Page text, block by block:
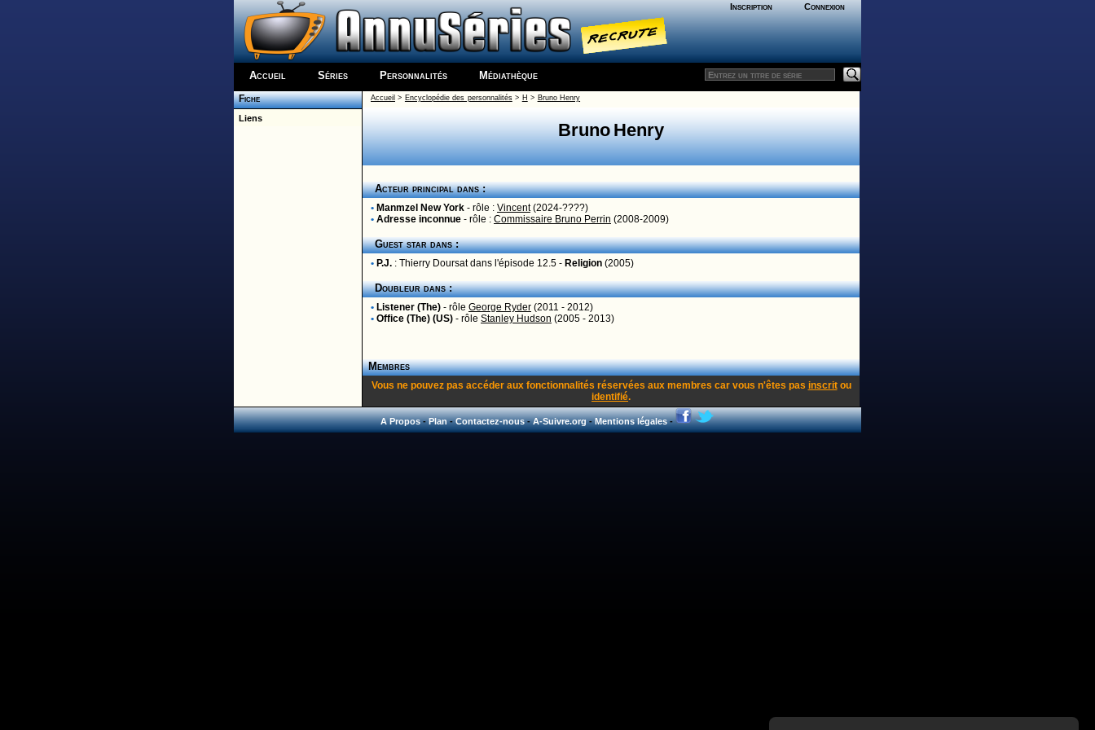
Inscription Connexion
Accueil Séries Personnalités Médiathèque
Fiche
Liens
Accueil > Encyclopédie des personnalités> H > Bruno Henry
Bruno Henry
Acteur principal dans :
• Manmzel New York - rôle : Vincent(2024-????)
• Adresse inconnue - rôle : Commissaire Bruno Perrin (2008-2009)
Guest star dans :
• P.J. : Thierry Doursatdans l'épisode 12.5 - Religion (2005)
Doubleur dans :
• Listener (The) - rôle George Ryder (2011 - 2012)
• Office (The) (US) - rôle Stanley Hudson (2005 - 2013)
Membres
Vous ne pouvez pas accéder aux fonctionnalités réservées aux membres car vous n'êtes pas inscritou
identifié.
A Propos-Plan-Contactez-nous-A-Suivre.org-Mentions légales-